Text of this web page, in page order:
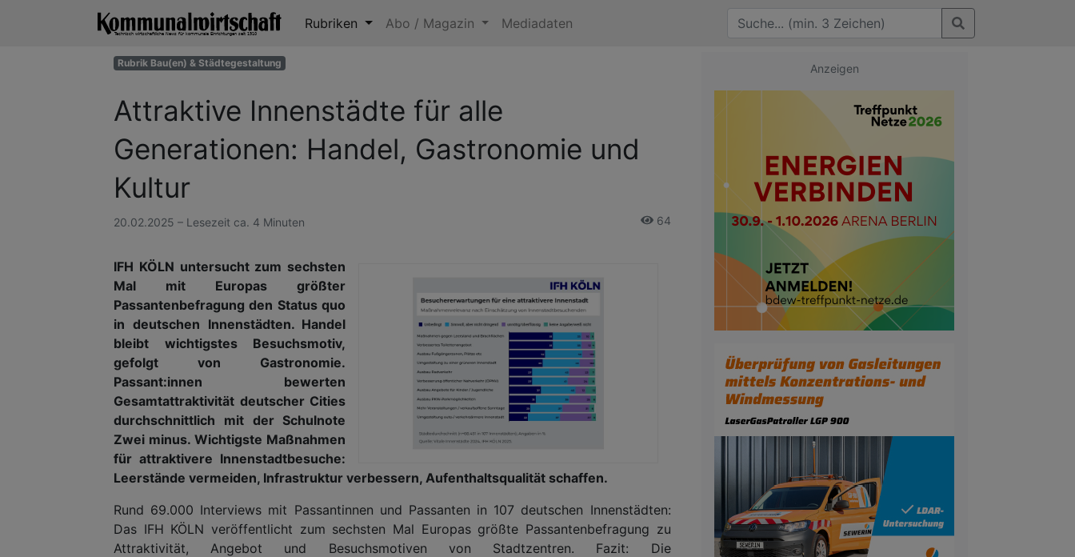
Rubriken Abo / Magazin Mediadaten
Rubrik Bau(en) & Städtegestaltung
Attraktive Innenstädte für alle
Generationen: Handel, Gastronomie und
Kultur
20.02.2025 – Lesezeit ca. 4 Minuten 64
IFH KÖLN untersucht zum sechsten
Mal mit Europas größter
Passantenbefragung den Status quo
in deutschen Innenstädten. Handel
bleibt wichtigstes Besuchsmotiv,
gefolgt von Gastronomie.
Passant:innen bewerten
Gesamtattraktivität deutscher Cities
durchschnittlich mit der Schulnote
Zwei minus. Wichtigste Maßnahmen
für attraktivere Innenstadtbesuche:
Leerstände vermeiden, Infrastruktur verbessern, Aufenthaltsqualität schaffen.
Rund 69.000 Interviews mit Passantinnen und Passanten in 107 deutschen Innenstädten:
Das IFH KÖLN veröffentlicht zum sechsten Mal Europas größte Passantenbefragung zu
Attraktivität, Angebot und Besuchsmotiven von Stadtzentren. Fazit: Die
Anzeigen